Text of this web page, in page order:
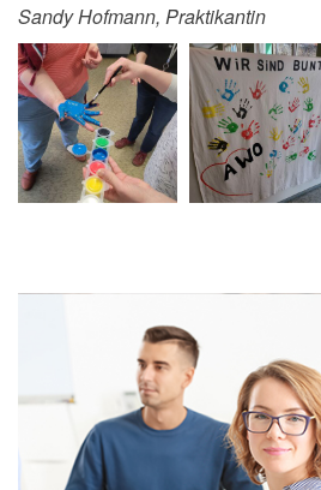
Sandy Hofmann, Praktikantin